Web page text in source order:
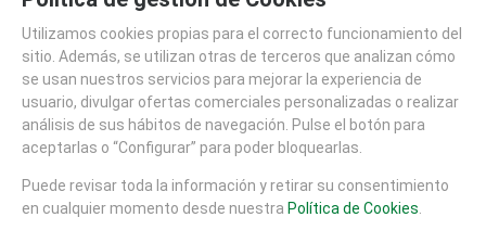
CAD 2D DWG
Descargar (208.95 Kb)
FAMILIAS RELACIONADAS
AREAS DE JUEGO
ESCALADA , TREPA Y EQUILIBRIO
REDES PANELES VERTICALES FHS
TREPA Y COORDINACION
Utilizamos cookies propias para el correcto funcionamiento del
sitio. Además, se utilizan otras de terceros que analizan cómo
se usan nuestros servicios para mejorar la experiencia de
usuario, divulgar ofertas comerciales personalizadas o realizar
análisis de sus hábitos de navegación. Pulse el botón para
aceptarlas o “Configurar” para poder bloquearlas.
Puede revisar toda la información y retirar su consentimiento
en cualquier momento desde nuestra Política de Cookies